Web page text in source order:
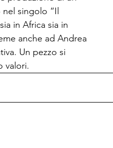
singolo “Il
in Africa sia in
anche ad Andrea
Un pezzo si
valori.